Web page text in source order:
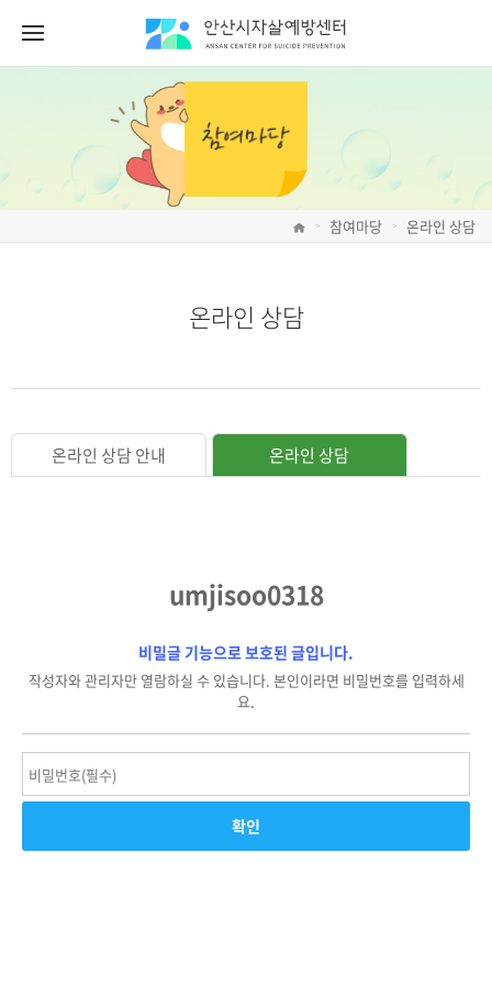
> 참여마당 > 온라인 상담
온라인 상담
온라인 상담 안내 온라인 상담
umjisoo0318
비밀글 기능으로 보호된 글입니다.
작성자와 관리자만 열람하실 수 있습니다. 본인이라면 비밀번호를 입력하세
요.